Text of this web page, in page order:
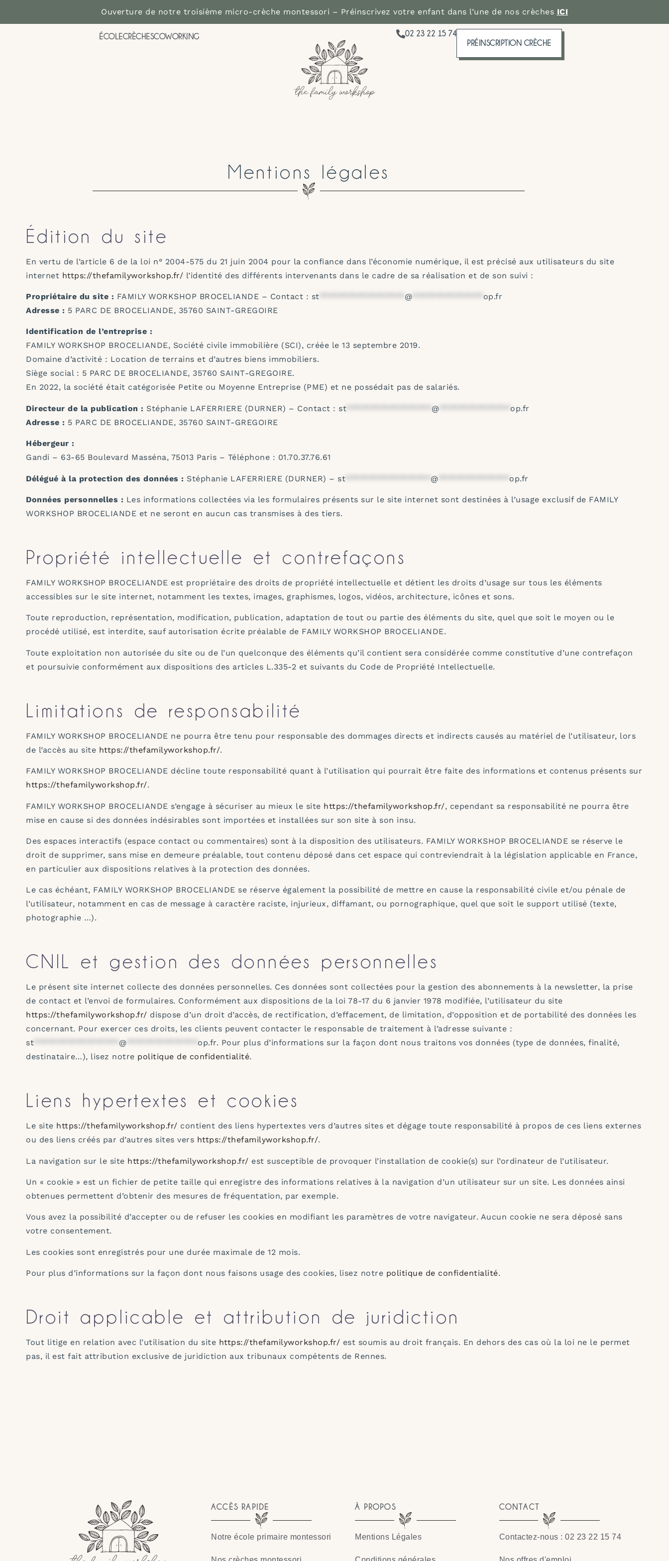
Ouverture de notre troisième micro-crèche montessori – Préinscrivez votre enfant dans l’une de nos crèches ICI
ÉCOLECRÈCHESCOWORKING
02 23 22 15 74
PRÉINSCRIPTION CRÈCHE
Mentions légales
Édition du site
En vertu de l’article 6 de la loi n° 2004-575 du 21 juin 2004 pour la confiance dans l’économie numérique, il est précisé aux utilisateurs du site
internet https://thefamilyworkshop.fr/ l’identité des différents intervenants dans le cadre de sa réalisation et de son suivi :
Propriétaire du site : FAMILY WORKSHOP BROCELIANDE – Contact : st @
op.fr
Adresse : 5 PARC DE BROCELIANDE, 35760 SAINT-GREGOIRE
Identification de l’entreprise :
FAMILY WORKSHOP BROCELIANDE, Société civile immobilière (SCI), créée le 13 septembre 2019.
Domaine d’activité : Location de terrains et d’autres biens immobiliers.
Siège social : 5 PARC DE BROCELIANDE, 35760 SAINT-GREGOIRE.
En 2022, la société était catégorisée Petite ou Moyenne Entreprise (PME) et ne possédait pas de salariés.
Directeur de la publication : Stéphanie LAFERRIERE (DURNER) – Contact : st @
op.fr
Adresse : 5 PARC DE BROCELIANDE, 35760 SAINT-GREGOIRE
Hébergeur :
Gandi – 63-65 Boulevard Masséna, 75013 Paris – Téléphone : 01.70.37.76.61
Délégué à la protection des données : Stéphanie LAFERRIERE (DURNER) – st @ op.fr
Données personnelles : Les informations collectées via les formulaires présents sur le site internet sont destinées à l’usage exclusif de FAMILY
WORKSHOP BROCELIANDE et ne seront en aucun cas transmises à des tiers.
Propriété intellectuelle et contrefaçons
FAMILY WORKSHOP BROCELIANDE est propriétaire des droits de propriété intellectuelle et détient les droits d’usage sur tous les éléments
accessibles sur le site internet, notamment les textes, images, graphismes, logos, vidéos, architecture, icônes et sons.
Toute reproduction, représentation, modification, publication, adaptation de tout ou partie des éléments du site, quel que soit le moyen ou le
procédé utilisé, est interdite, sauf autorisation écrite préalable de FAMILY WORKSHOP BROCELIANDE.
Toute exploitation non autorisée du site ou de l’un quelconque des éléments qu’il contient sera considérée comme constitutive d’une contrefaçon
et poursuivie conformément aux dispositions des articles L.335-2 et suivants du Code de Propriété Intellectuelle.
Limitations de responsabilité
FAMILY WORKSHOP BROCELIANDE ne pourra être tenu pour responsable des dommages directs et indirects causés au matériel de l’utilisateur, lors
de l’accès au site https://thefamilyworkshop.fr/.
FAMILY WORKSHOP BROCELIANDE décline toute responsabilité quant à l’utilisation qui pourrait être faite des informations et contenus présents sur
https://thefamilyworkshop.fr/.
FAMILY WORKSHOP BROCELIANDE s’engage à sécuriser au mieux le site https://thefamilyworkshop.fr/, cependant sa responsabilité ne pourra être
mise en cause si des données indésirables sont importées et installées sur son site à son insu.
Des espaces interactifs (espace contact ou commentaires) sont à la disposition des utilisateurs. FAMILY WORKSHOP BROCELIANDE se réserve le
droit de supprimer, sans mise en demeure préalable, tout contenu déposé dans cet espace qui contreviendrait à la législation applicable en France,
en particulier aux dispositions relatives à la protection des données.
Le cas échéant, FAMILY WORKSHOP BROCELIANDE se réserve également la possibilité de mettre en cause la responsabilité civile et/ou pénale de
l’utilisateur, notamment en cas de message à caractère raciste, injurieux, diffamant, ou pornographique, quel que soit le support utilisé (texte,
photographie …).
CNIL et gestion des données personnelles
Le présent site internet collecte des données personnelles. Ces données sont collectées pour la gestion des abonnements à la newsletter, la prise
de contact et l’envoi de formulaires. Conformément aux dispositions de la loi 78-17 du 6 janvier 1978 modifiée, l’utilisateur du site
https://thefamilyworkshop.fr/ dispose d’un droit d’accès, de rectification, d’effacement, de limitation, d’opposition et de portabilité des données les
concernant. Pour exercer ces droits, les clients peuvent contacter le responsable de traitement à l’adresse suivante :
st
@ op.fr. Pour plus d’informations sur la façon dont nous traitons vos données (type de données, finalité,
destinataire…), lisez notre politique de confidentialité.
Liens hypertextes et cookies
Le site https://thefamilyworkshop.fr/ contient des liens hypertextes vers d’autres sites et dégage toute responsabilité à propos de ces liens externes
ou des liens créés par d’autres sites vers https://thefamilyworkshop.fr/.
La navigation sur le site https://thefamilyworkshop.fr/ est susceptible de provoquer l’installation de cookie(s) sur l’ordinateur de l’utilisateur.
Un « cookie » est un fichier de petite taille qui enregistre des informations relatives à la navigation d’un utilisateur sur un site. Les données ainsi
obtenues permettent d’obtenir des mesures de fréquentation, par exemple.
Vous avez la possibilité d’accepter ou de refuser les cookies en modifiant les paramètres de votre navigateur. Aucun cookie ne sera déposé sans
votre consentement.
Les cookies sont enregistrés pour une durée maximale de 12 mois.
Pour plus d’informations sur la façon dont nous faisons usage des cookies, lisez notre politique de confidentialité.
Droit applicable et attribution de juridiction
Tout litige en relation avec l’utilisation du site https://thefamilyworkshop.fr/ est soumis au droit français. En dehors des cas où la loi ne le permet
pas, il est fait attribution exclusive de juridiction aux tribunaux compétents de Rennes.
ACCÈS RAPIDE
Notre école primaire montessori
À PROPOS
Mentions Légales
CONTACT
Contactez-nous : 02 23 22 15 74